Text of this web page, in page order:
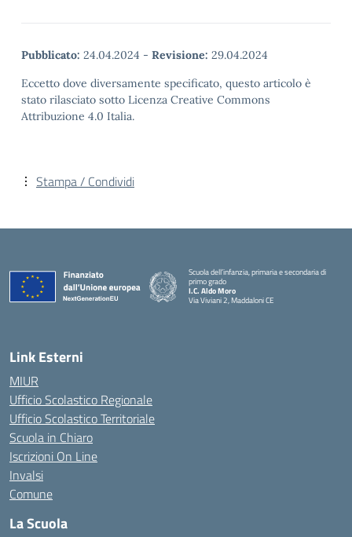
Pubblicato: 24.04.2024 - Revisione: 29.04.2024
Eccetto dove diversamente specificato, questo articolo è
stato rilasciato sotto Licenza Creative Commons
Attribuzione 4.0 Italia.
Stampa / Condividi
Scuola dell’infanzia, primaria e secondaria di
primo grado
I.C. Aldo Moro
Via Viviani 2, Maddaloni CE
Link Esterni
MIUR
Ufficio Scolastico Regionale
Ufficio Scolastico Territoriale
Scuola in Chiaro
Iscrizioni On Line
Invalsi
Comune
La Scuola